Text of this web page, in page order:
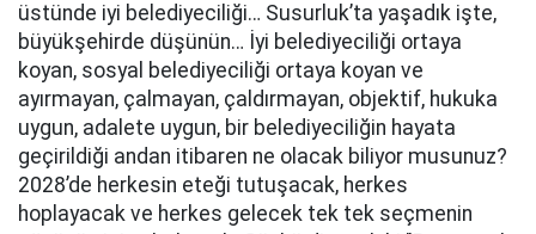
üstünde iyi belediyeciliği… Susurluk’ta yaşadık işte,
büyükşehirde düşünün… İyi belediyeciliği ortaya
koyan, sosyal belediyeciliği ortaya koyan ve
ayırmayan, çalmayan, çaldırmayan, objektif, hukuka
uygun, adalete uygun, bir belediyeciliğin hayata
geçirildiği andan itibaren ne olacak biliyor musunuz?
2028’de herkesin eteği tutuşacak, herkes
hoplayacak ve herkes gelecek tek tek seçmenin